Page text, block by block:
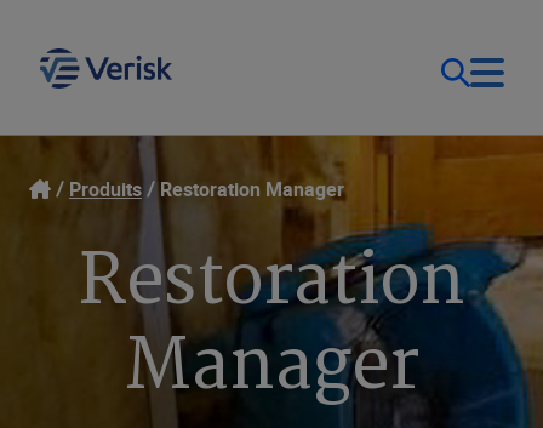
Notre objectif
Nos solutions
Ressources
Ouverture de session
Contact Us
Canada (FR)
Produits Restoration Manager
Restoration
Manager